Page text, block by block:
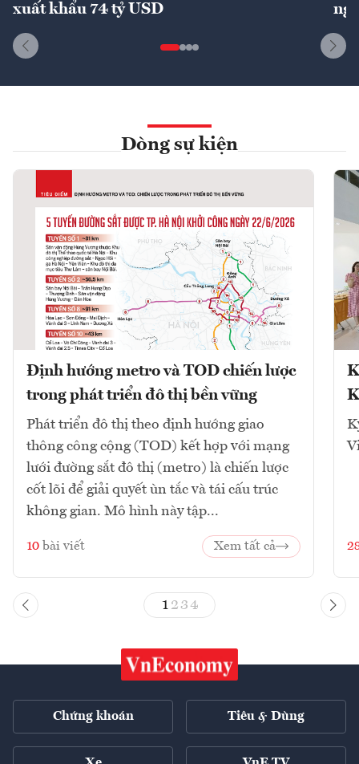
xuất khẩu 74 tỷ USD
Dòng sự kiện
Định hướng metro và TOD chiến lược
trong phát triển đô thị bền vững
Phát triển đô thị theo định hướng giao
thông công cộng (TOD) kết hợp với mạng
lưới đường sắt đô thị (metro) là chiến lược
cốt lõi để giải quyết ùn tắc và tái cấu trúc
không gian. Mô hình này tập...
10 bài viết Xem tất cả
1 23 4
Chứng khoán Tiêu & Dùng